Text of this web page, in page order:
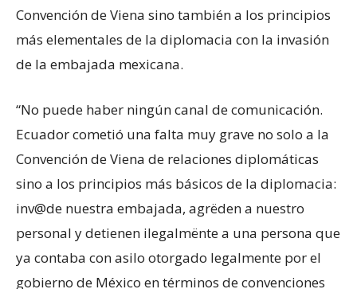
Convención de Viena sino también a los principios
más elementales de la diplomacia con la invasión
de la embajada mexicana.
“No puede haber ningún canal de comunicación.
Ecuador cometió una falta muy grave no solo a la
Convención de Viena de relaciones diplomáticas
sino a los principios más básicos de la diplomacia:
inv@de nuestra embajada, agrëden a nuestro
personal y detienen ilegalmënte a una persona que
ya contaba con asilo otorgado legalmente por el
gobierno de México en términos de convenciones